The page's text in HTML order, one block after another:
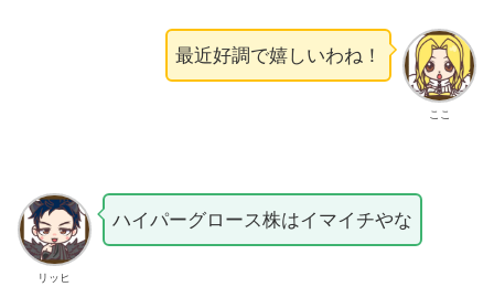
ここ
最近好調で嬉しいわね！
リッヒ
ハイパーグロース株はイマイチやな